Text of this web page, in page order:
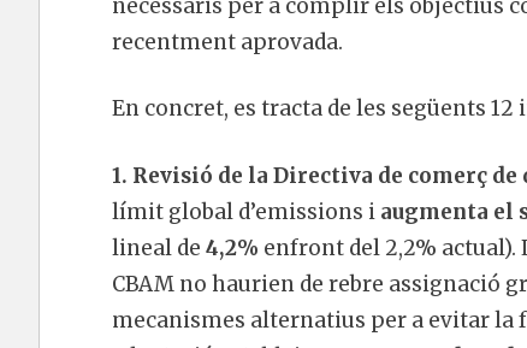
necessaris per a complir els objectius
recentment aprovada.
En concret, es tracta de les següents
1. Revisió de la Directiva de comerç de
límit global d’emissions i augmenta el
lineal de 4,2% enfront del 2,2% actual).
CBAM no haurien de rebre assignació
mecanismes alternatius per a evitar la